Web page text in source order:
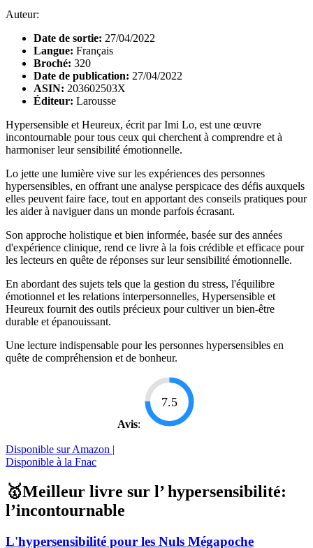
Auteur:
Date de sortie: 27/04/2022
Langue: Français
Broché: 320
Date de publication: 27/04/2022
ASIN: 203602503X
Éditeur: Larousse
Hypersensible et Heureux, écrit par Imi Lo, est une œuvre
incontournable pour tous ceux qui cherchent à comprendre et à
harmoniser leur sensibilité émotionnelle.
Lo jette une lumière vive sur les expériences des personnes
hypersensibles, en offrant une analyse perspicace des défis auxquels
elles peuvent faire face, tout en apportant des conseils pratiques pour
les aider à naviguer dans un monde parfois écrasant.
Son approche holistique et bien informée, basée sur des années
d'expérience clinique, rend ce livre à la fois crédible et efficace pour
les lecteurs en quête de réponses sur leur sensibilité émotionnelle.
En abordant des sujets tels que la gestion du stress, l'équilibre
émotionnel et les relations interpersonnelles, Hypersensible et
Heureux fournit des outils précieux pour cultiver un bien-être
durable et épanouissant.
Une lecture indispensable pour les personnes hypersensibles en
quête de compréhension et de bonheur.
Avis:
7.5
Disponible sur Amazon |
Disponible à la Fnac
🥇Meilleur livre sur l’ hypersensibilité:
l’incontournable
L'hypersensibilité pour les Nuls Mégapoche